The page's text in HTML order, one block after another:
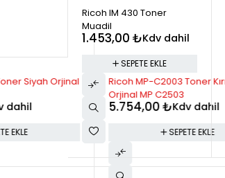
Ricoh IM 430 Toner
Muadil
1.453,00 ₺Kdv dahil
SEPETE EKLE
Siyah Orjinal
dahil
EKLE
Ricoh MP-C2003 Toner
Orjinal MP C2503
5.754,00₺Kdv dahil
SEPETE EKLE